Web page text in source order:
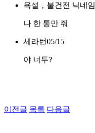
욕설，불건전 닉네임
나 한 통만 줘
세라턴05/15
야 너두?
이전글 목록 다음글